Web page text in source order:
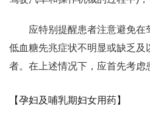
应特别提醒患者注意避免
低血糖先兆症状不明显或缺乏及
者。在上述情况下，应首先考虑
【孕妇及哺乳期妇女用药】